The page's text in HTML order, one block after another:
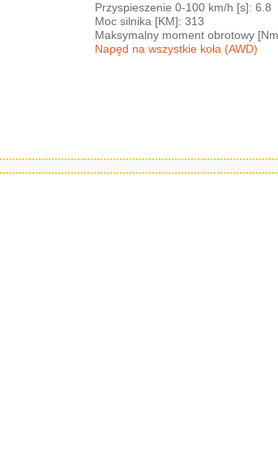
Przyspieszenie 0-100 km/h [s]: 6.8
Moc silnika [KM]: 313
Maksymalny moment obrotowy
Napęd na wszystkie koła (AWD)